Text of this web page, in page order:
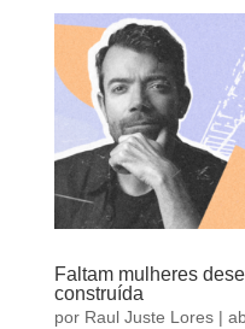
Faltam mulheres
construída
por Raul Juste Lores|